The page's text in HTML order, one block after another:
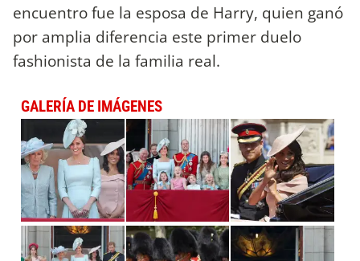
encuentro fue la esposa de Harry, quien ganó
por amplia diferencia este primer duelo
fashionista de la familia real.
GALERÍA DE IMÁGENES